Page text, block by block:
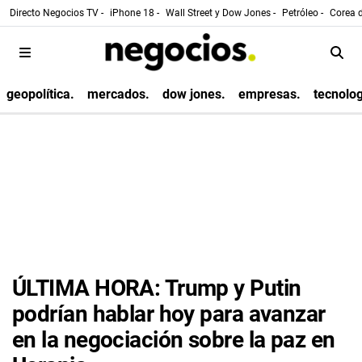
Directo Negocios TV - iPhone 18 - Wall Street y Dow Jones - Petróleo - Corea
geopolítica. mercados. dow jones. empresas.
ÚLTIMA HORA: Trump y Putin
podrían hablar hoy para avanzar
en la negociación sobre la paz en